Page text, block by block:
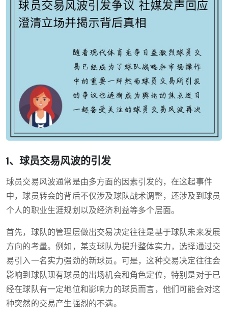
1、球员交易风波的引发
球员交易风波通常是由多方面的因素引发的，在这起事件
中，球员转会的背后不仅涉及球队战术调整，还涉及到球员
个人的职业生涯规划以及经济利益等多个层面。
首先，球队的管理层做出交易决定往往是基于球队未来发展
方向的考量。例如，某支球队为提升整体实力，选择通过交
易引入一名实力强劲的新球员。可是，这种交易决定往往会
影响到球队现有球员的出场机会和角色定位，特别是对于已
经在球队有一定地位和影响力的球员而言，他们可能会对这
种突然的交易产生强烈的不满。